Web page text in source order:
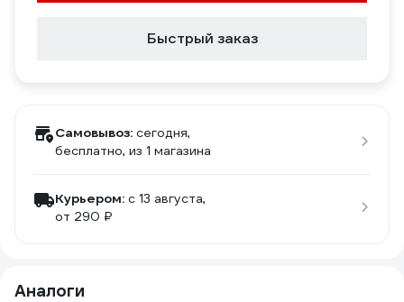
Быстрый заказ
Самовывоз: сегодня,
бесплатно, из 1 магазина
Курьером: c 13 августа,
от 290 ₽
Аналоги